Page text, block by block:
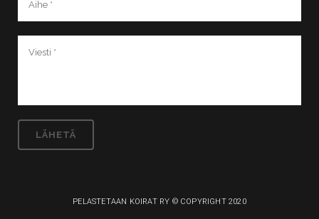
PELASTETAAN KOIRAT RY © COPYRIGHT 2020